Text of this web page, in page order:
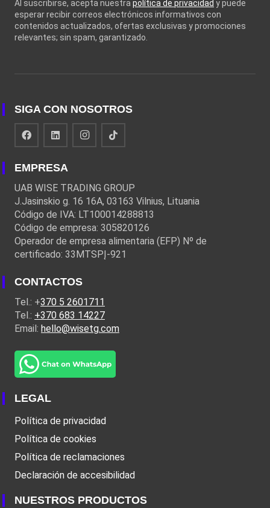
Al suscribirse, acepta nuestra política de privacidad y puede
esperar recibir correos electrónicos informativos con
contenidos actualizados, ofertas exclusivas y promociones
relevantes; sin spam, garantizado.
SIGA CON NOSOTROS
EMPRESA
UAB WISE TRADING GROUP
J.Jasinskio g. 16 16A, 03163 Vilnius, Lituania
Código de IVA: LT100014288813
Código de empresa: 305820126
Operador de empresa alimentaria (EFP) Nº de
certificado: 33MTSPĮ-921
CONTACTOS
Tel.: +370 5 2601711
Tel.: +370 683 14227
Email: hello@wisetg.com
LEGAL
Política de privacidad
Política de cookies
Política de reclamaciones
Declaración de accesibilidad
NUESTROS PRODUCTOS